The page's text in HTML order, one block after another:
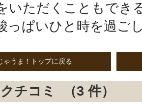
いただくこともでき
っぱいひと時を過ご
ゃうま！トップに戻る
チコミ （3 件）